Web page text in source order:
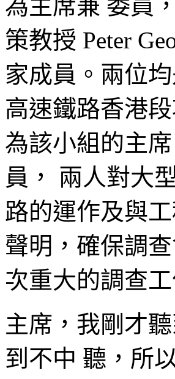
為主席兼 委員
策教授 Peter
家成員。兩位
高速鐵路香港
為該小組的主
員， 兩人對大
路的運作及與
聲明，確保調
次重大的調查
主席，我剛才
到不中 聽，所